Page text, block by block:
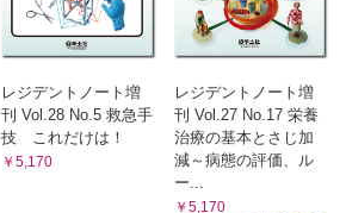
レジデントノート増
刊 Vol.28 No.5 救急手
技 これだけは！
￥5,170
レジデントノート増
刊 Vol.27 No.17 栄養
治療の基本とさじ加
減～病態の評価、ル
ー...
￥5,170